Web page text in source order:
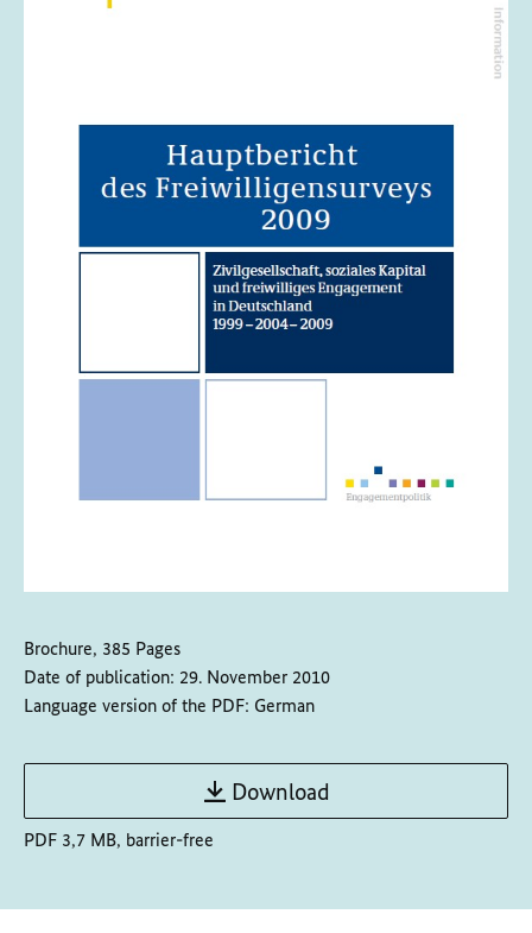
Brochure, 385 Pages
Date of publication: 29. November 2010
Language version of the PDF: German
Download
PDF 3,7 MB, barrier-free